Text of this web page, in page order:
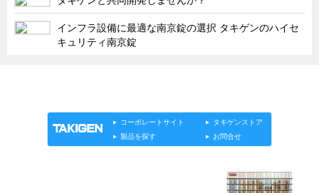
社外セミナー
タキゲンの歴史
展示トラック
インフラ設備に最適な南京錠の選択 タキゲンのハイセ
キュリティ南京錠
コーポレートサイト
タキゲンストア
製品を探す
お問合せ